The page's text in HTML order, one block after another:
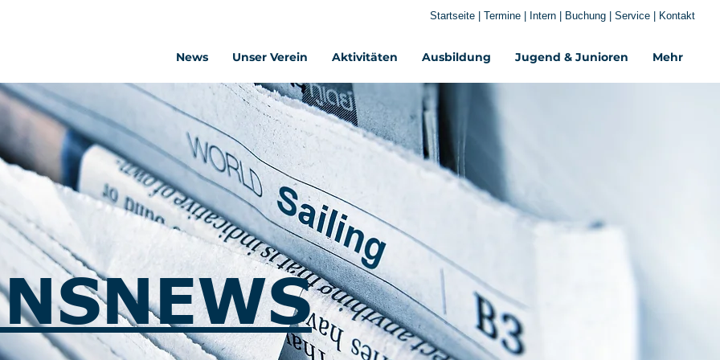
News Unser Verein Aktivitäten Ausbildung Jugend & Junioren Mehr‎
Startseite Termine Intern Buchung Service Kontakt